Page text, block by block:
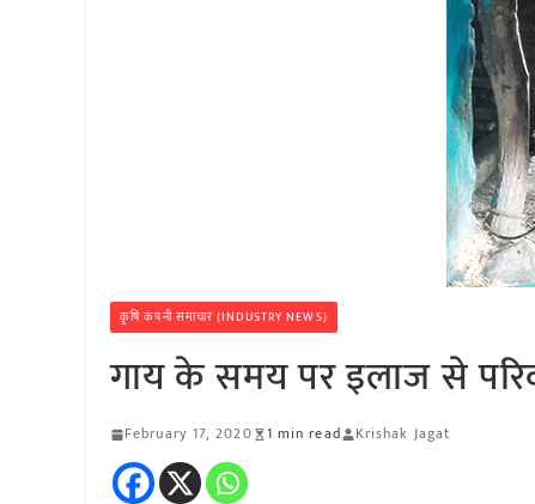
कृषि कंपनी समाचार (INDUSTRY NEWS)
गाय के समय पर इलाज से
February 17, 2020 1 min read Krishak Jagat